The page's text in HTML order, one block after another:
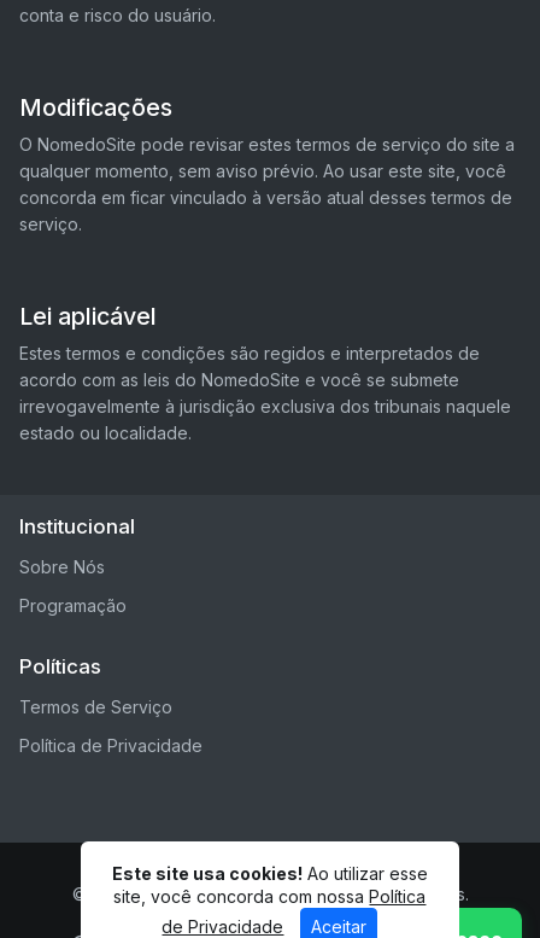
conta e risco do usuário.
Modificações
O NomedoSite pode revisar estes termos de serviço do site a
qualquer momento, sem aviso prévio. Ao usar este site, você
concorda em ficar vinculado à versão atual desses termos de
serviço.
Lei aplicável
Estes termos e condições são regidos e interpretados de
acordo com as leis do NomedoSite e você se submete
irrevogavelmente à jurisdição exclusiva dos tribunais naquele
estado ou localidade.
Institucional
Sobre Nós
Programação
Políticas
Termos de Serviço
Política de Privacidade
© Rádio Ari Show - Todos os direitos reservados.
Este site usa cookies! Ao utilizar esse
site, você concorda com nossaPolítica
de Privacidade
Aceitar